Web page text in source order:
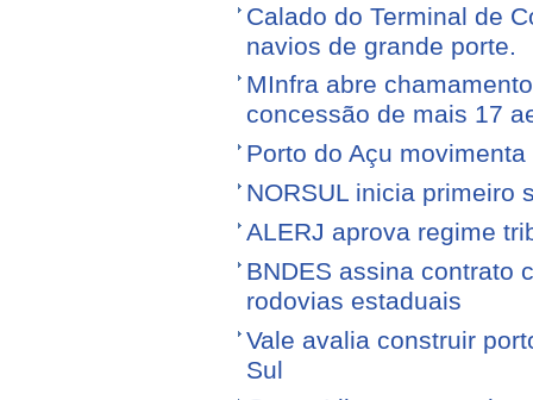
Calado do Terminal de
navios de grande porte.
MInfra abre
concessão de mais 17
Porto do Açu
NORSUL inicia primeiro
ALERJ aprova regime
BNDES assina contrato
rodovias estaduais
Vale avalia construir
Sul